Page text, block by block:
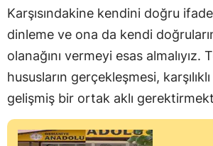
Karşısındakine kendini doğru
dinleme ve ona da kendi
olanağını vermeyi esas almalıyız.
hususların gerçekleşmesi,
gelişmiş bir ortak aklı